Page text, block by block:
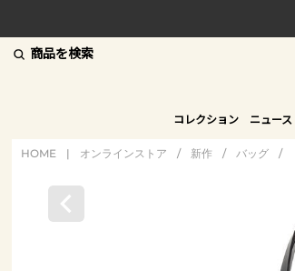
商品を検索
コレクション ニュース
HOME | オンラインストア / 新作 / バッグ /